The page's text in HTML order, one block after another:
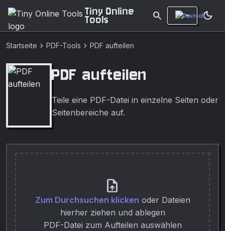
Tiny Online
Tools search dark_mode
Startseite chevron_right PDF-Tools chevron_right PDF aufteilen
PDF aufteilen
Teile eine PDF-Datei in einzelne Seiten oder
Seitenbereiche auf.
upload_file
Zum Durchsuchen klicken oder Dateien
hierher ziehen und ablegen
PDF-Datei zum Aufteilen auswählen